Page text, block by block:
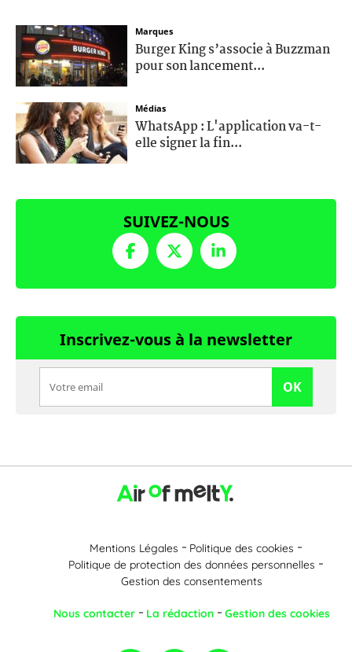
Marques
Burger King s’associe à Buzzman
pour son lancement...
Médias
WhatsApp : L'application va-t-
elle signer la fin...
SUIVEZ-NOUS
Inscrivez-vous à la newsletter
OK
Mentions Légales
Politique des cookies
Politique de protection des données personnelles
Gestion des consentements
Nous contacter La rédaction Gestion des cookies